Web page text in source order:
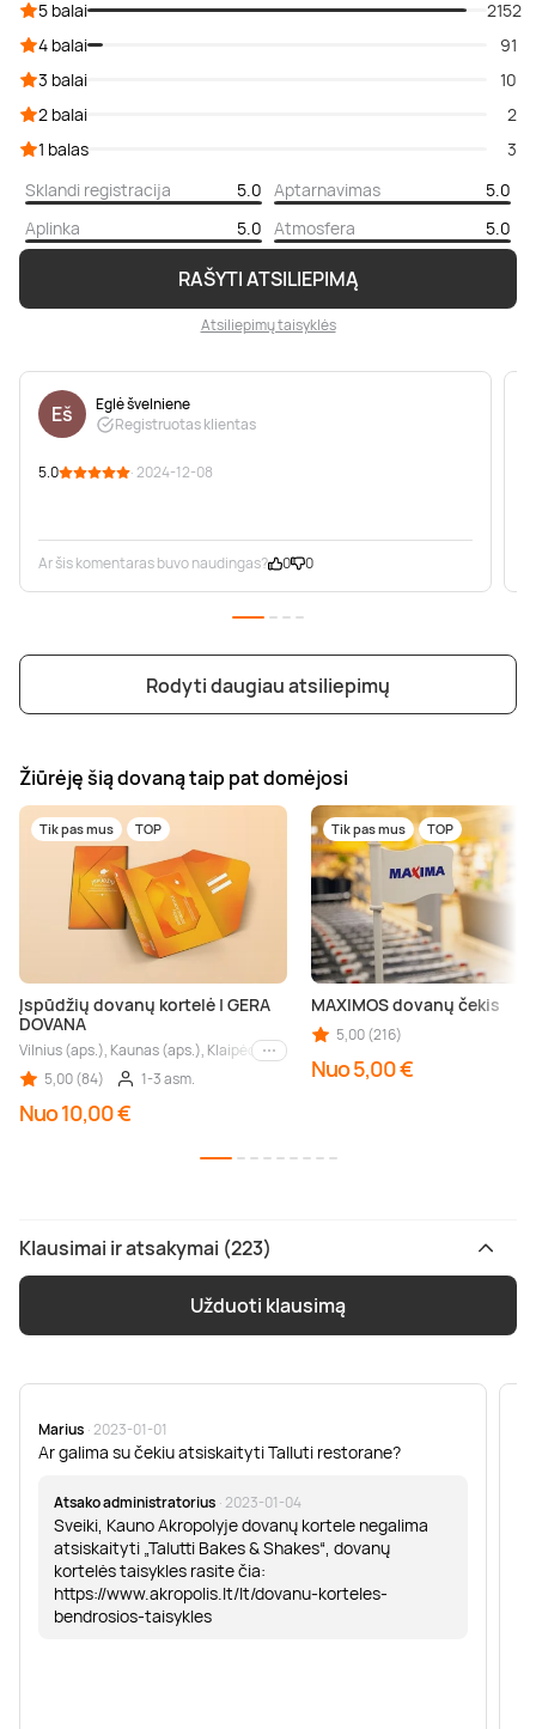
RAŠYTI ATSILIEPIMĄ
Atsiliepimų taisyklės
5 balai
2152
4 balai
91
3 balai
10
2 balai
2
1 balas
3
Sklandi registracija
5.0 Aptarnavimas
5.0
Aplinka
5.0 Atmosfera 5.0
Eš
Eglė švelniene
Registruotas klientas
5.0 · 2024-12-08
Ar šis komentaras buvo naudingas? 0 0
Rodyti daugiau atsiliepimų
Žiūrėję šią dovaną taip pat domėjosi
Tik pas mus TOP
Įspūdžių dovanų kortelė | GERA
DOVANA
Vilnius (aps.), Kaunas (aps.), Klaipėda (aps.), Palanga (aps.), Nida (aps.),
Kiti miestai
5,00 (84)
1-3 asm.
Nuo 10,00 €
Tik pas mus TOP
MAXIMOS dovanų čekis
5,00 (216)
Nuo 5,00 €
Klausimai ir atsakymai (223)
Užduoti klausimą
Marius · 2023-01-01
Ar galima su čekiu atsiskaityti Talluti restorane?
Atsako administratorius · 2023-01-04
Sveiki, Kauno Akropolyje dovanų kortele negalima
atsiskaityti „Talutti Bakes & Shakes“, dovanų
kortelės taisykles rasite čia:
https://www.akropolis.lt/lt/dovanu-korteles-
bendrosios-taisykles